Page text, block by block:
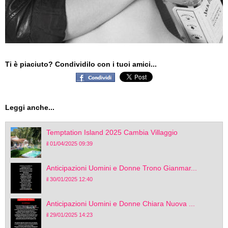
Ti è piaciuto? Condividilo con i tuoi amici...
Leggi anche...
Temptation Island 2025 Cambia Villaggio
il 01/04/2025 09:39
Anticipazioni Uomini e Donne Trono Gianmar...
il 30/01/2025 12:40
Anticipazioni Uomini e Donne Chiara Nuova ...
il 29/01/2025 14:23